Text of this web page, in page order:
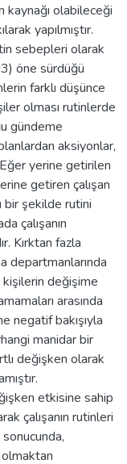
kaynağı olabileceği
yapılmıştır.
sebepleri olarak
öne sürdüğü
farklı düşünce
olması rutinlerde
gündeme
aksiyonlar,
yerine getirilen
getiren çalışan
şekilde rutini
çalışanın
Kırktan fazla
departmanlarında
kişilerin değişime
arasında
negatif bakışıyla
manidar bir
değişken olarak
etkisine sahip
çalışanın rutinleri